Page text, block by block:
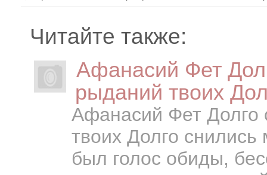
Читайте также:
Афанасий Фет
рыданий твоих
Афанасий Фет Долго
твоих Долго
был голос обиды,